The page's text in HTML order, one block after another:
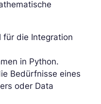
für die Integration
in Python.
Bedürfnisse eines
oder Data